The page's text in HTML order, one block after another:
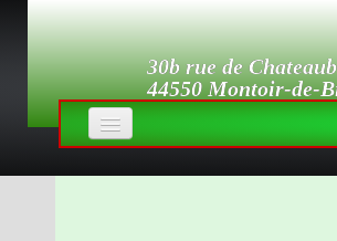
30b rue de
44550 Montoir-de-